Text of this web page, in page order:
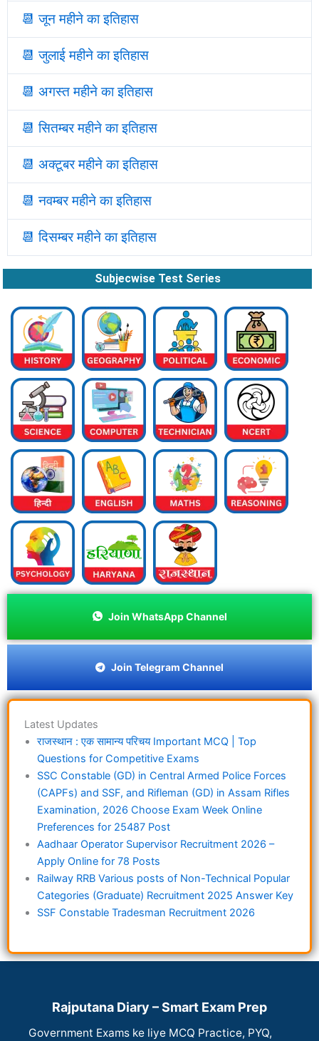
📆 जून महीने का इतिहास
📆 जुलाई महीने का इतिहास
📆 अगस्त महीने का इतिहास
📆 सितम्बर महीने का इतिहास
📆 अक्टूबर महीने का इतिहास
📆 नवम्बर महीने का इतिहास
📆 दिसम्बर महीने का इतिहास
Subjecwise Test Series
Join WhatsApp Channel
Join Telegram Channel
Latest Updates
राजस्थान : एक सामान्य परिचय Important MCQ | Top
Questions for Competitive Exams
SSC Constable (GD) in Central Armed Police Forces
(CAPFs) and SSF, and Rifleman (GD) in Assam Rifles
Examination, 2026 Choose Exam Week Online
Preferences for 25487 Post
Aadhaar Operator Supervisor Recruitment 2026 –
Apply Online for 78 Posts
Railway RRB Various posts of Non-Technical Popular
Categories (Graduate) Recruitment 2025 Answer Key
SSF Constable Tradesman Recruitment 2026
Rajputana Diary – Smart Exam Prep
Government Exams ke liye MCQ Practice, PYQ,